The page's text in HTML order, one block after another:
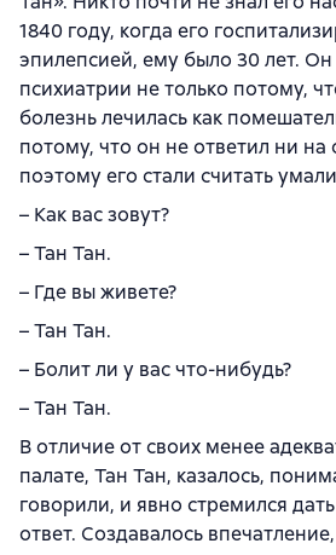
1840 году, когда его
эпилепсией, ему было 30 лет.
психиатрии не только потому,
болезнь лечилась как
потому, что он не ответил ни на
поэтому его стали считать
– Как вас зовут?
– Тан Тан.
– Где вы живете?
– Тан Тан.
– Болит ли у вас что-нибудь?
– Тан Тан.
В отличие от своих менее
палате, Тан Тан, казалось,
говорили, и явно стремился
ответ. Создавалось